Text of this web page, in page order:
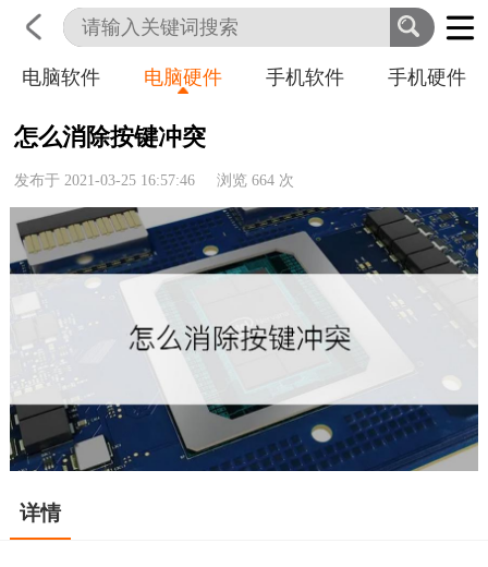
首页 科技 生活 职业
电脑软件 电脑硬件 手机软件 手机硬件
怎么消除按键冲突
发布于 2021-03-25 16:57:46 浏览664 次
详情